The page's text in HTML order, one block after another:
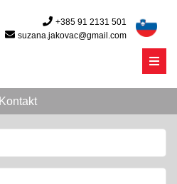
+385 91 2131 501
suzana.jakovac@gmail.com
Menu
Kontakt